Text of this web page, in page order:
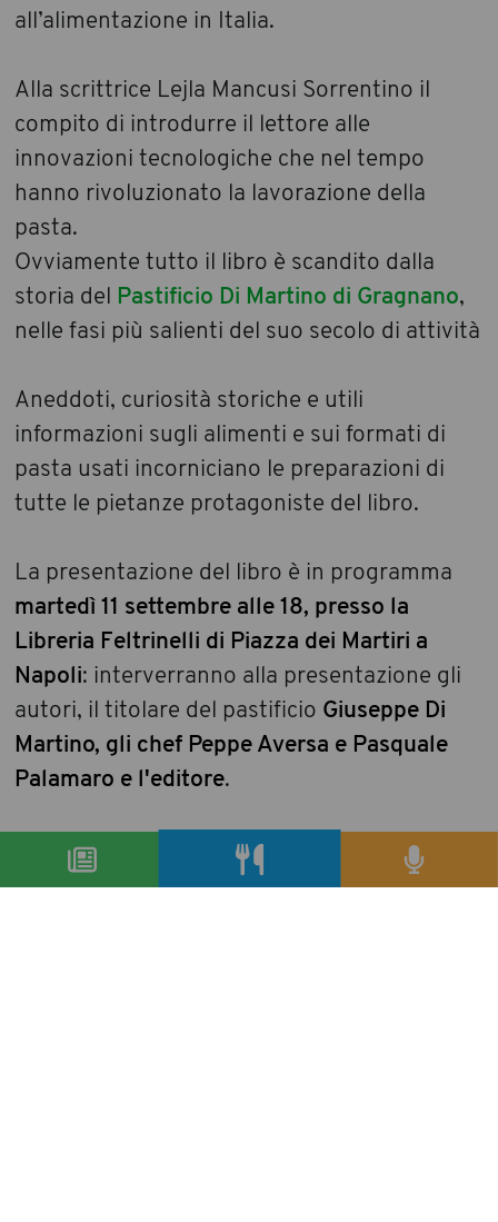
all’alimentazione in Italia.
Alla scrittrice Lejla Mancusi Sorrentino il
compito di introdurre il lettore alle
innovazioni tecnologiche che nel tempo
hanno rivoluzionato la lavorazione della
pasta.
Ovviamente tutto il libro è scandito dalla
storia del
Pastificio Di Martino di Gragnano,
nelle fasi più salienti del suo secolo di attività
Aneddoti, curiosità storiche e utili
informazioni sugli alimenti e sui formati di
pasta usati incorniciano le preparazioni di
tutte le pietanze protagoniste del libro.
La presentazione del libro è in programma
martedì 11 settembre alle 18, presso la
Libreria Feltrinelli di Piazza dei Martiri a
Napoli: interverranno alla presentazione gli
autori, il titolare del pastificio Giuseppe Di
Martino, gli chef Peppe Aversa e Pasquale
Palamaro e l'editore.
Luigi Franchi